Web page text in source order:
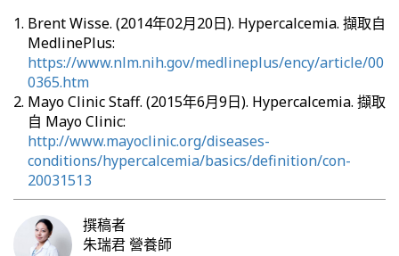
Brent Wisse. (2014年02月20日). Hypercalcemia. 擷取自
MedlinePlus:
https://www.nlm.nih.gov/medlineplus/ency/article/00
0365.htm
Mayo Clinic Staff. (2015年6月9日). Hypercalcemia. 擷取
自 Mayo Clinic:
http://www.mayoclinic.org/diseases-
conditions/hypercalcemia/basics/definition/con-
20031513
撰稿者
朱瑞君 營養師